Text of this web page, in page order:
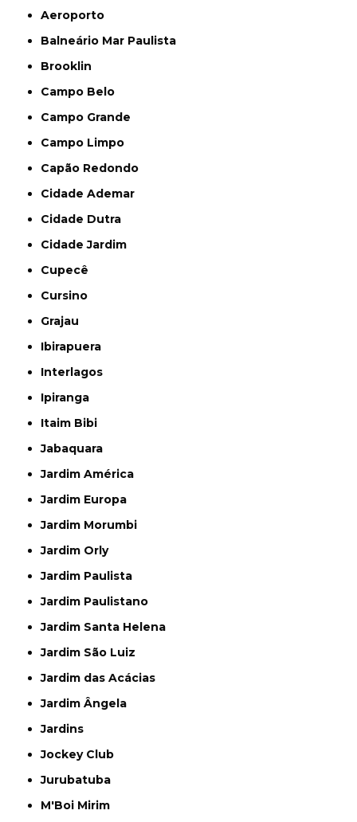
Aeroporto
Balneário Mar Paulista
Brooklin
Campo Belo
Campo Grande
Campo Limpo
Capão Redondo
Cidade Ademar
Cidade Dutra
Cidade Jardim
Cupecê
Cursino
Grajau
Ibirapuera
Interlagos
Ipiranga
Itaim Bibi
Jabaquara
Jardim América
Jardim Europa
Jardim Morumbi
Jardim Orly
Jardim Paulista
Jardim Paulistano
Jardim Santa Helena
Jardim São Luiz
Jardim das Acácias
Jardim Ângela
Jardins
Jockey Club
Jurubatuba
M'Boi Mirim